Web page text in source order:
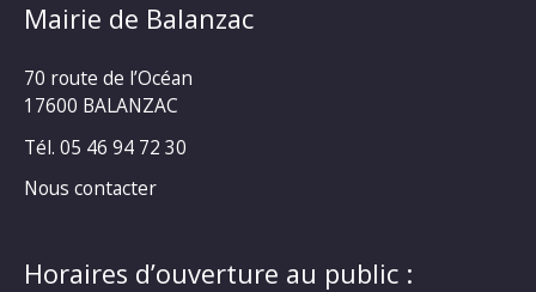
Mairie de Balanzac
70 route de l’Océan
17600 BALANZAC
Tél. 05 46 94 72 30
Nous contacter
Horaires d’ouverture au public :